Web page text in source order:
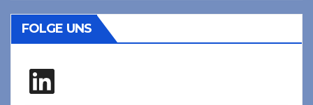
FOLGE UNS
LinkedIn